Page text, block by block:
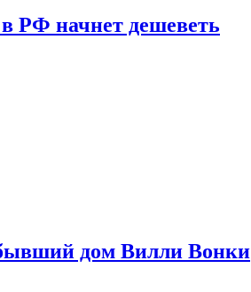
РФ начнет дешеветь
дом Вилли Вонки